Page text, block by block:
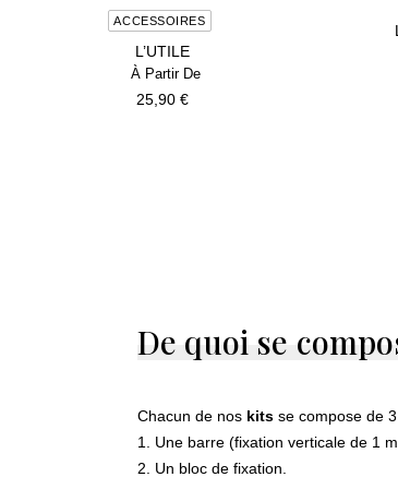
CHOIX DES OPTIONS
ACCESSOIRES
L’UTILE
25,90 €
De quoi se
Chacun de nos kits se compose de
1. Une barre (fixation verticale de 1
2. Un bloc de fixation.